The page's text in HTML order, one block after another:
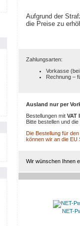
Aufgrund der
die Preise zu
Zahlungsarten:
Vorkasse
Rechnung –
Ausland nur per
Bestellungen mit VAT
Bitte bestellen und
Die Bestellung für
können wir an die
Wir wünschen Ihnen
NET-